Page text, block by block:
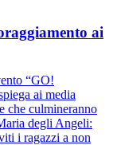
ai
“GO!
ai media
che culmineranno
degli Angeli:
i ragazzi a non